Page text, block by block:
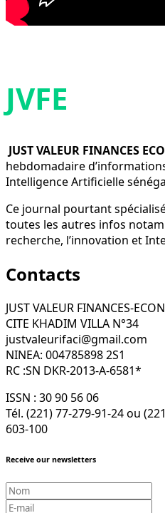
JVFE
JUST VALEUR FINANCES
hebdomadaire
Intelligence Artificielle
Ce journal pourtant
toutes les autres infos
recherche, l’innovation et
Contacts
JUST VALEUR FINANCES-
CITE KHADIM VILLA N°34
justvaleurifaci@gmail.com
NINEA: 004785898 2S1
RC :SN DKR-2013-A-6581*
ISSN : 30 90 56 06
Tél. (221) 77-279-91-24 ou
603-100
Receive our newsletters